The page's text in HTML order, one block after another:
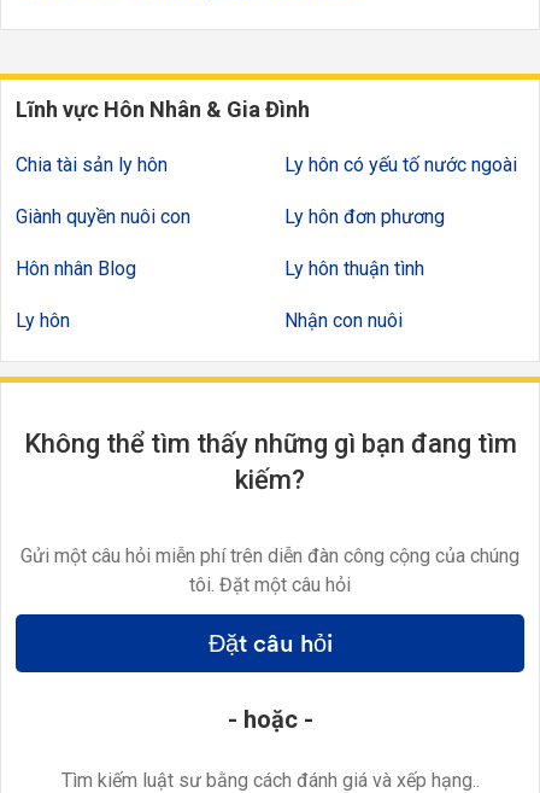
Lĩnh vực Hôn Nhân & Gia Đình
Chia tài sản ly hôn
Giành quyền nuôi con
Hôn nhân Blog
Ly hôn
Ly hôn có yếu tố nước ngoài
Ly hôn đơn phương
Ly hôn thuận tình
Nhận con nuôi
Không thể tìm thấy những gì bạn đang tìm
kiếm?
Gửi một câu hỏi miễn phí trên diễn đàn công cộng của chúng
tôi. Đặt một câu hỏi
Đặt câu hỏi
- hoặc -
Tìm kiếm luật sư bằng cách đánh giá và xếp hạng..